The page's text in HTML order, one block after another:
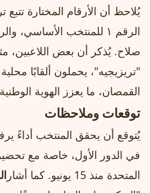
يُلاحظ أن الأرقام المختارة تتبع
صلاح. يُذكر أن بعض
"تريزيجيه"، يحملون ألقابًا
القمصان، ما يعزز الهوية
توقعات وملاحظات
يُتوقع أن يحقق المنتخب أداءً
في الدور الأول، خاصة مع
المتحدة منذ 15 يونيو. كما أشار